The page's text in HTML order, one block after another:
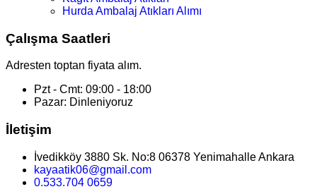
Hurda Ambalaj Atıkları Alımı
Çalışma Saatleri
Adresten toptan fiyata alım.
Pzt - Cmt: 09:00 - 18:00
Pazar: Dinleniyoruz
İletişim
İvedikköy 3880 Sk. No:8 06378 Yenimahalle Ankara
kayaatik06@gmail.com
0.533.704 0659